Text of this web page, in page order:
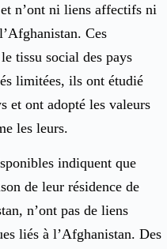
n’ont ni liens affectifs ni
Ces
tissu social des pays
limitées, ils ont étudié
et ont adopté les valeurs
les leurs.
indiquent que
de leur résidence de
n’ont pas de liens
liés à l’Afghanistan. Des